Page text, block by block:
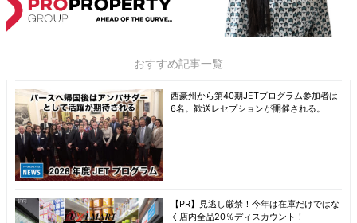
おすすめ記事一覧
西豪州から第40期JETプログラム参加者は
6名。歓送レセプションが開催される。
【PR】見逃し厳禁！今年は在庫だけではな
く店内全品20％ディスカウント！